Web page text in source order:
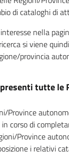
di cataloghi di
nella
si viene
provincia
tutte le
Province
corso di
Province
i relativi